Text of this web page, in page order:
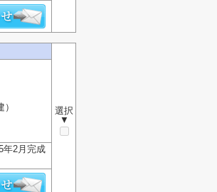
選択
▼
年2月完成